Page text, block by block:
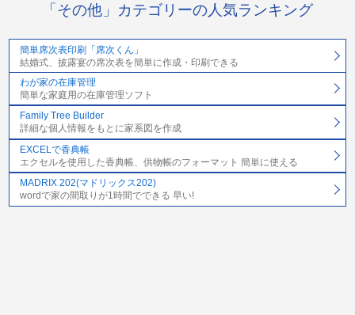
「その他」カテゴリーの人気ランキング
簡単席次表印刷「席次くん」
結婚式、披露宴の席次表を簡単に作成・印刷できる
わが家の在庫管理
簡単な家庭用の在庫管理ソフト
Family Tree Builder
詳細な個人情報をもとに家系図を作成
EXCELで香典帳
エクセルを使用した香典帳、供物帳のフォーマット 簡単に使える
MADRIX 202(マドリックス202)
wordで家の間取りが1時間でできる 早い!